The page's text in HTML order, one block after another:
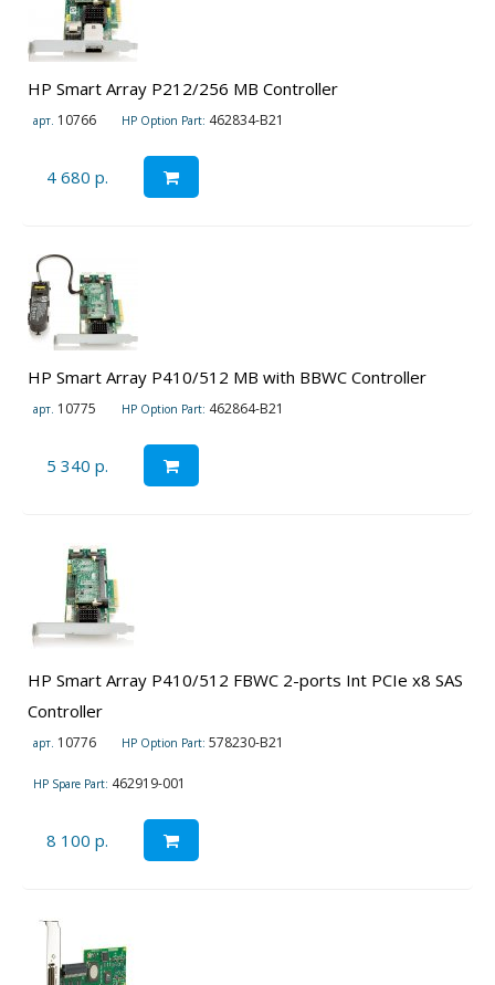
HP Smart Array P212/256 MB Controller
арт. 10766 HP Option Part: 462834-B21
4 680 р.
HP Smart Array P410/512 MB with BBWC Controller
арт. 10775 HP Option Part: 462864-B21
5 340 р.
HP Smart Array P410/512 FBWC 2-ports Int PCIe x8 SAS
Controller
арт. 10776 HP Option Part: 578230-B21
HP Spare Part: 462919-001
8 100 р.